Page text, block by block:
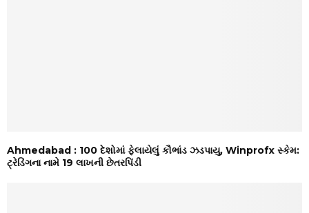
Ahmedabad : 100 દેશોમાં ફેલાયેલું કૌભાંડ ઝડપાયુ, Winprofx સ્કેમ:
ટ્રેડિંગના નામે 19 લાખની છેતરપિંડી